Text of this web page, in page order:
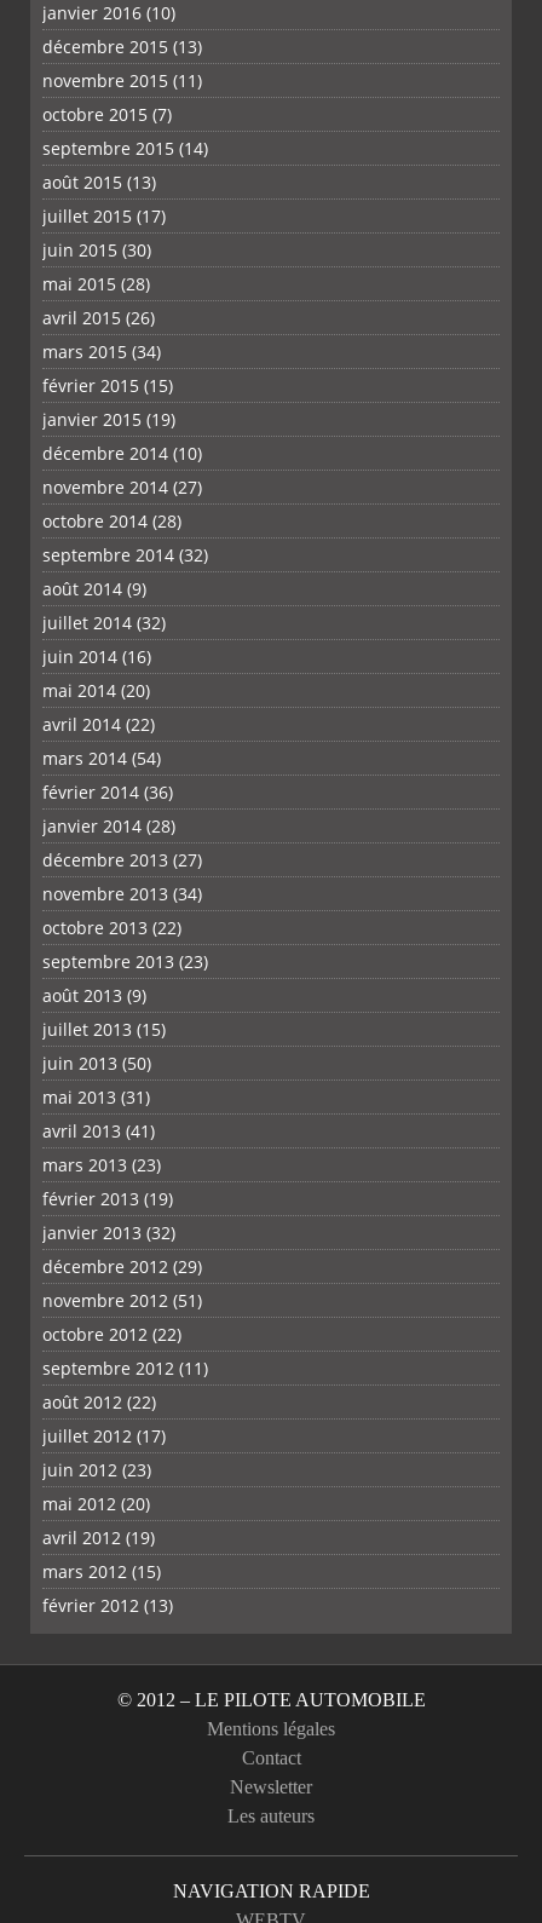
janvier 2016 (10)
décembre 2015 (13)
novembre 2015 (11)
octobre 2015 (7)
septembre 2015 (14)
août 2015 (13)
juillet 2015 (17)
juin 2015 (30)
mai 2015 (28)
avril 2015 (26)
mars 2015 (34)
février 2015 (15)
janvier 2015 (19)
décembre 2014 (10)
novembre 2014 (27)
octobre 2014 (28)
septembre 2014 (32)
août 2014 (9)
juillet 2014 (32)
juin 2014 (16)
mai 2014 (20)
avril 2014 (22)
mars 2014 (54)
février 2014 (36)
janvier 2014 (28)
décembre 2013 (27)
novembre 2013 (34)
octobre 2013 (22)
septembre 2013 (23)
août 2013 (9)
juillet 2013 (15)
juin 2013 (50)
mai 2013 (31)
avril 2013 (41)
mars 2013 (23)
février 2013 (19)
janvier 2013 (32)
décembre 2012 (29)
novembre 2012 (51)
octobre 2012 (22)
septembre 2012 (11)
août 2012 (22)
juillet 2012 (17)
juin 2012 (23)
mai 2012 (20)
avril 2012 (19)
mars 2012 (15)
février 2012 (13)
© 2012 – LE PILOTE AUTOMOBILE
Mentions légales
Contact
Newsletter
Les auteurs
NAVIGATION RAPIDE